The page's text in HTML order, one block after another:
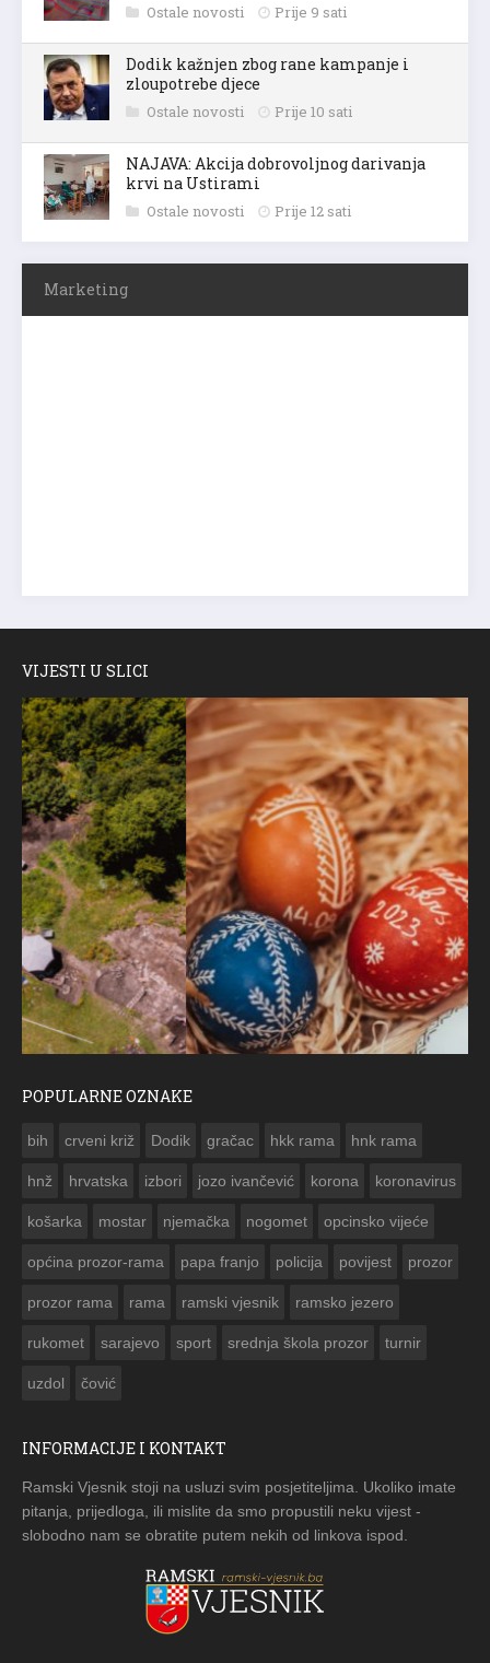
Ostale novosti Prije 9 sati
Dodik kažnjen zbog rane kampanje i
zloupotrebe djece
Ostale novosti Prije 10 sati
NAJAVA: Akcija dobrovoljnog darivanja
krvi na Ustirami
Ostale novosti Prije 12 sati
Marketing
VIJESTI U SLICI
POPULARNE OZNAKE
bih crveni križ Dodik gračac hkk rama hnk rama
hnž hrvatska izbori jozo ivančević korona koronavirus
košarka mostar njemačka nogomet opcinsko vijeće
općina prozor-rama papa franjo policija povijest prozor
prozor rama rama ramski vjesnik ramsko jezero
rukomet sarajevo sport srednja škola prozor turnir
uzdol čović
INFORMACIJE I KONTAKT
Ramski Vjesnik stoji na usluzi svim posjetiteljima. Ukoliko imate
pitanja, prijedloga, ili mislite da smo propustili neku vijest -
slobodno nam se obratite putem nekih od linkova ispod.